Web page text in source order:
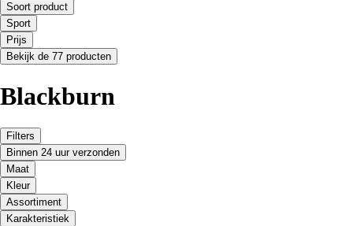
Soort product
Sport
Prijs
Bekijk de 77 producten
Blackburn
Filters
Binnen 24 uur verzonden
Maat
Kleur
Assortiment
Karakteristiek